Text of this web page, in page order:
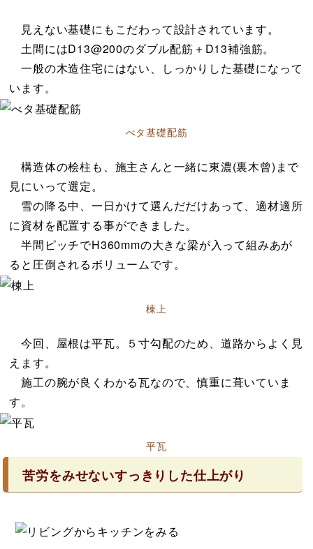
見えない基礎にもこだわって設計されています。
土間にはD13@200のダブル配筋＋D13補強筋。
一般の木造住宅にはない、しっかりした基礎になって
います。
べタ基礎配筋
構造体の桧柱も、施主さんと一緒に東濃(裏木曾)まで
見にいって選定。
雪の降る中、一日かけて選んだだけあって、適材適所
に資材を配置する事ができました。
半間ピッチでH360mmの大きな梁が入って組みあが
ると圧倒されるボリュームです。
棟上
今回、屋根は平瓦。５寸勾配のため、道路からよく見
えます。
施工の腕が良くわかる瓦なので、慎重に葺いていま
す。
平瓦
苦労をみせないすっきりした仕上がり